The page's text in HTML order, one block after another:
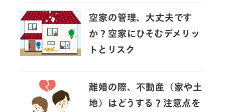
空家の管理、大丈夫です
か？空家にひそむデメリッ
トとリスク
離婚の際、不動産（家や土
地）はどうする？注意点を